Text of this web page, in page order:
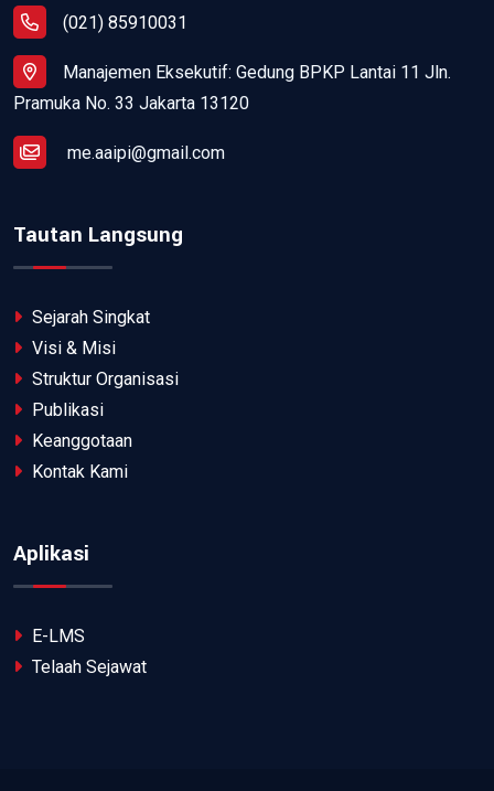
(021) 85910031
Manajemen Eksekutif: Gedung BPKP Lantai 11 Jln.
Pramuka No. 33 Jakarta 13120
me.aaipi@gmail.com
Tautan Langsung
Sejarah Singkat
Visi & Misi
Struktur Organisasi
Publikasi
Keanggotaan
Kontak Kami
Aplikasi
E-LMS
Telaah Sejawat